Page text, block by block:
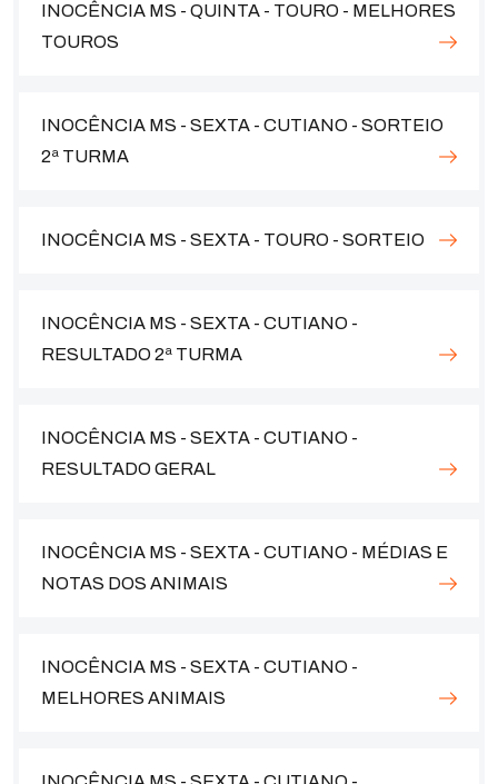
INOCÊNCIA MS - QUINTA - TOURO - MELHORES
TOUROS
INOCÊNCIA MS - SEXTA - CUTIANO - SORTEIO
2ª TURMA
INOCÊNCIA MS - SEXTA - TOURO - SORTEIO
INOCÊNCIA MS - SEXTA - CUTIANO -
RESULTADO 2ª TURMA
INOCÊNCIA MS - SEXTA - CUTIANO -
RESULTADO GERAL
INOCÊNCIA MS - SEXTA - CUTIANO - MÉDIAS E
NOTAS DOS ANIMAIS
INOCÊNCIA MS - SEXTA - CUTIANO -
MELHORES ANIMAIS